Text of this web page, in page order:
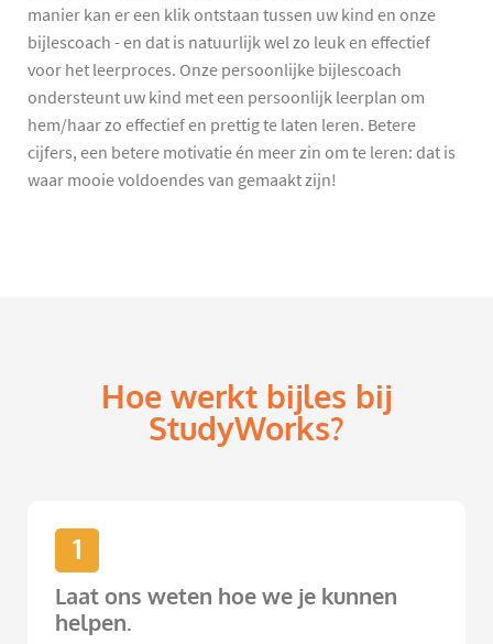
manier kan er een klik ontstaan tussen uw kind en onze
bijlescoach - en dat is natuurlijk wel zo leuk en effectief
voor het leerproces. Onze persoonlijke bijlescoach
ondersteunt uw kind met een persoonlijk leerplan om
hem/haar zo effectief en prettig te laten leren. Betere
cijfers, een betere motivatie én meer zin om te leren: dat is
waar mooie voldoendes van gemaakt zijn!
Hoe werkt bijles bij
StudyWorks?
1
Laat ons weten hoe we je kunnen
helpen.